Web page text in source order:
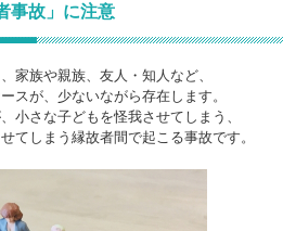
故」に注意
家族や親族、友人・知人など、
スが、少ないながら存在します。
小さな子どもを怪我させてしまう、
てしまう縁故者間で起こる事故です。